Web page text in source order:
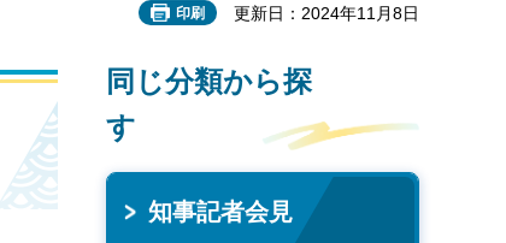
印刷 更新日：2024年11月8日
同じ分類から探
す
知事記者会見